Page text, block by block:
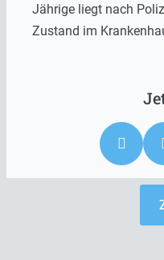
Jährige liegt nach
Zustand im